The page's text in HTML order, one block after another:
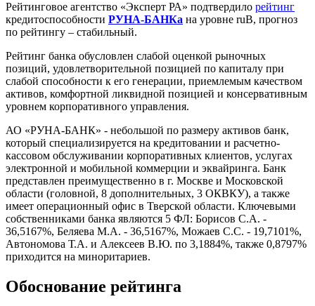
Рейтинговое агентство «Эксперт РА» подтвердило рейтинг
кредитоспособности РУНА-БАНКа на уровне ruB, прогноз
по рейтингу – стабильный.
Рейтинг банка обусловлен слабой оценкой рыночных
позиций, удовлетворительной позицией по капиталу при
слабой способности к его генерации, приемлемым качеством
активов, комфортной ликвидной позицией и консервативным
уровнем корпоративного управления.
АО «РУНА-БАНК» - небольшой по размеру активов банк,
который специализируется на кредитовании и расчетно-
кассовом обслуживании корпоративных клиентов, услугах
электронной и мобильной коммерции и эквайринга. Банк
представлен преимущественно в г. Москве и Московской
области (головной, 8 дополнительных, 3 ОКВКУ), а также
имеет операционный офис в Тверской области. Ключевыми
собственниками банка являются 5 ФЛ: Борисов С.А. -
36,5167%, Беляева М.А. - 36,5167%, Можаев С.С. - 19,7101%,
Автономова Т.А. и Алексеев В.Ю. по 3,1884%, также 0,8797%
приходится на миноритариев.
Обоснование рейтинга